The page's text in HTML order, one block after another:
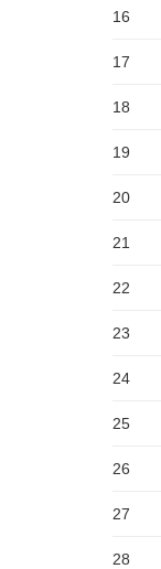
16
17
18
19
20
21
22
23
24
25
26
27
28